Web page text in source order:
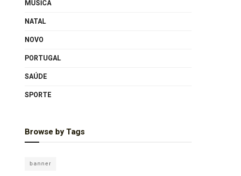
MÚSICA
NATAL
NOVO
PORTUGAL
SAÚDE
SPORTE
Browse by Tags
banner